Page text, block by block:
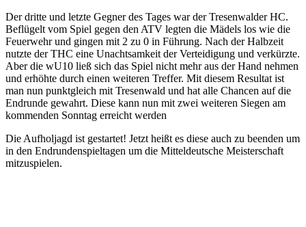
Der dritte und letzte Gegner des Tages war der Tresenwalder HC.
Beflügelt vom Spiel gegen den ATV legten die Mädels los wie die
Feuerwehr und gingen mit 2 zu 0 in Führung. Nach der Halbzeit
nutzte der THC eine Unachtsamkeit der Verteidigung und verkürzte.
Aber die wU10 ließ sich das Spiel nicht mehr aus der Hand nehmen
und erhöhte durch einen weiteren Treffer. Mit diesem Resultat ist
man nun punktgleich mit Tresenwald und hat alle Chancen auf die
Endrunde gewahrt. Diese kann nun mit zwei weiteren Siegen am
kommenden Sonntag erreicht werden
Die Aufholjagd ist gestartet! Jetzt heißt es diese auch zu beenden um
in den Endrundenspieltagen um die Mitteldeutsche Meisterschaft
mitzuspielen.